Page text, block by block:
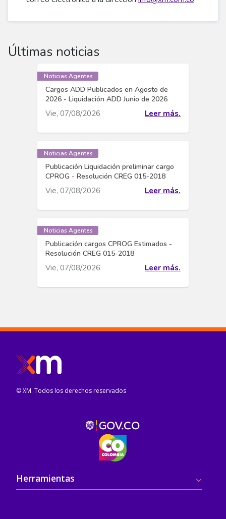
Últimas noticias
Noticias Agentes
Cargos ADD Publicados en Agosto de
2026 - Liquidación ADD Junio de 2026
Vie, 07/08/2026 Leer más.
Noticias Agentes
Publicación Liquidación preliminar cargo
CPROG - Resolución CREG 015-2018
Vie, 07/08/2026 Leer más.
Noticias Agentes
Publicación cargos CPROG Estimados -
Resolución CREG 015-2018
Vie, 07/08/2026 Leer más.
© XM. Todos los derechos reservados
Pie de página
Herramientas